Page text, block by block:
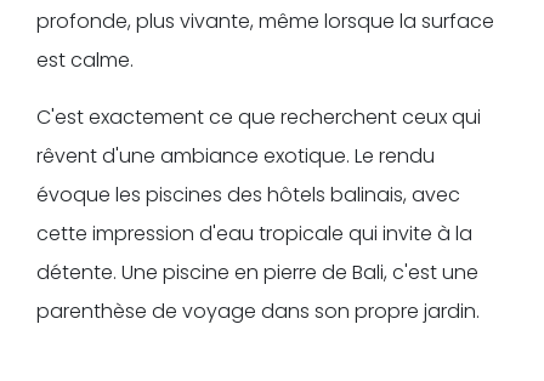
profonde, plus vivante, même lorsque la surface
est calme.
C'est exactement ce que recherchent ceux qui
rêvent d'une ambiance exotique. Le rendu
évoque les piscines des hôtels balinais, avec
cette impression d'eau tropicale qui invite à la
détente. Une piscine en pierre de Bali, c'est une
parenthèse de voyage dans son propre jardin.